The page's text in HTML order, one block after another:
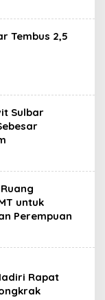
Tembus 2,5
Sulbar
untuk
Perempuan
Rapat